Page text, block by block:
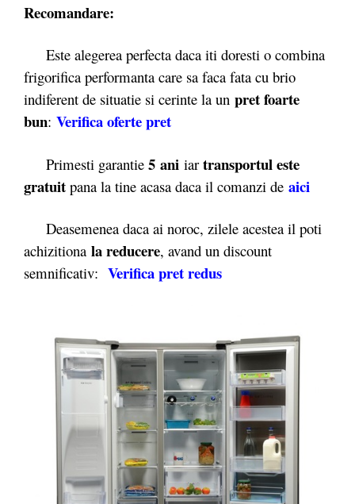
Recomandare:
Este alegerea perfecta daca iti doresti o combina
frigorifica performanta care sa faca fata cu brio
indiferent de situatie si cerinte la un pret foarte
bun: Verifica oferte pret
Primesti garantie 5 ani iar transportul este
gratuit pana la tine acasa daca il comanzi de aici
Deasemenea daca ai noroc, zilele acestea il poti
achizitiona la reducere, avand un discount
semnificativ: Verifica pret redus